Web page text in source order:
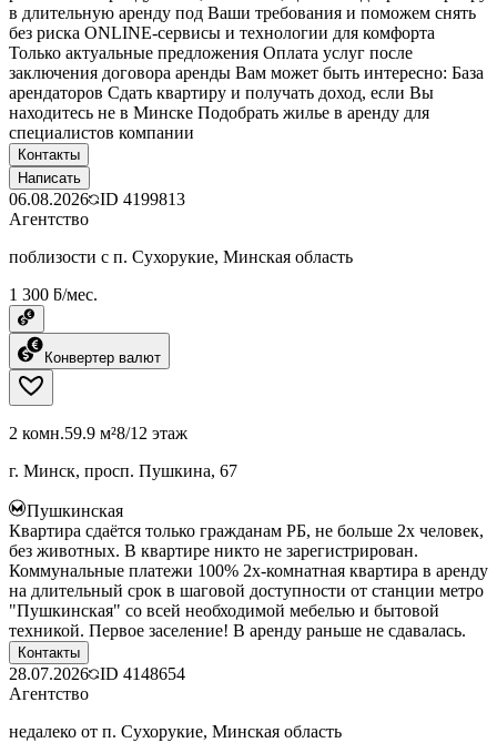
в длительную аренду под Ваши требования и поможем снять
без риска ONLINE-сервисы и технологии для комфорта
Только актуальные предложения Оплата услуг после
заключения договора аренды Вам может быть интересно: База
арендаторов Сдать квартиру и получать доход, если Вы
находитесь не в Минске Подобрать жилье в аренду для
специалистов компании
Контакты
Написать
06.08.2026 ID 4199813
Агентство
поблизости с п. Сухорукие, Минская область
1 300 ƃ/мес.
Конвертер валют
2 комн.59.9 м²8/12 этаж
г. Минск, просп. Пушкина, 67
Пушкинская
Квартира сдаётся только гражданам РБ, не больше 2х человек,
без животных. В квартире никто не зарегистрирован.
Коммунальные платежи 100% 2х-комнатная квартира в аренду
на длительный срок в шаговой доступности от станции метро
"Пушкинская" со всей необходимой мебелью и бытовой
техникой. Первое заселение! В аренду раньше не сдавалась.
Контакты
28.07.2026 ID 4148654
Агентство
недалеко от п. Сухорукие, Минская область